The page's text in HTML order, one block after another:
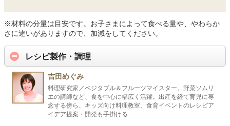
※材料の分量は目安です。お子さまによって食べる量や、やわらか
さに違いがありますので、加減をしてください。
レシピ製作・調理
吉田めぐみ
料理研究家／ベジタブル＆フルーツマイスター。野菜ソムリ
エの講師など、食を中心に幅広く活躍。出産を経て育児に専
念する傍ら、キッズ向け料理教室、食育イベントのレシピア
イデア提案・開発も手掛ける